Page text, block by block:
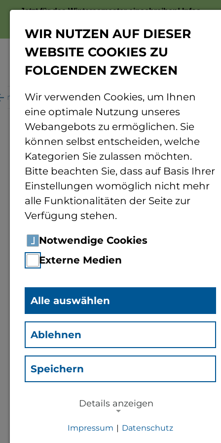
Jetzt für das Wintersemester einschreiben!Infos
Personenverzeichnis Personendetails
Dipl.-Wirt.-Ing. (FH)Isabelle
Bachelier
Mitarbeiterin Fachbereich 2
Bachelier@th-bingen.de
WIR NUTZEN AUF DIESER
WEBSITE COOKIES ZU
FOLGENDEN ZWECKEN
Wir verwenden Cookies, um Ihnen
eine optimale Nutzung unseres
Webangebots zu ermöglichen. Sie
können selbst entscheiden, welche
Kategorien Sie zulassen möchten.
Bitte beachten Sie, dass auf Basis Ihrer
Einstellungen womöglich nicht mehr
alle Funktionalitäten der Seite zur
Verfügung stehen.
Notwendige Cookies
Externe Medien
Alle auswählen
Ablehnen
Speichern
Details anzeigen
Impressum | Datenschutz